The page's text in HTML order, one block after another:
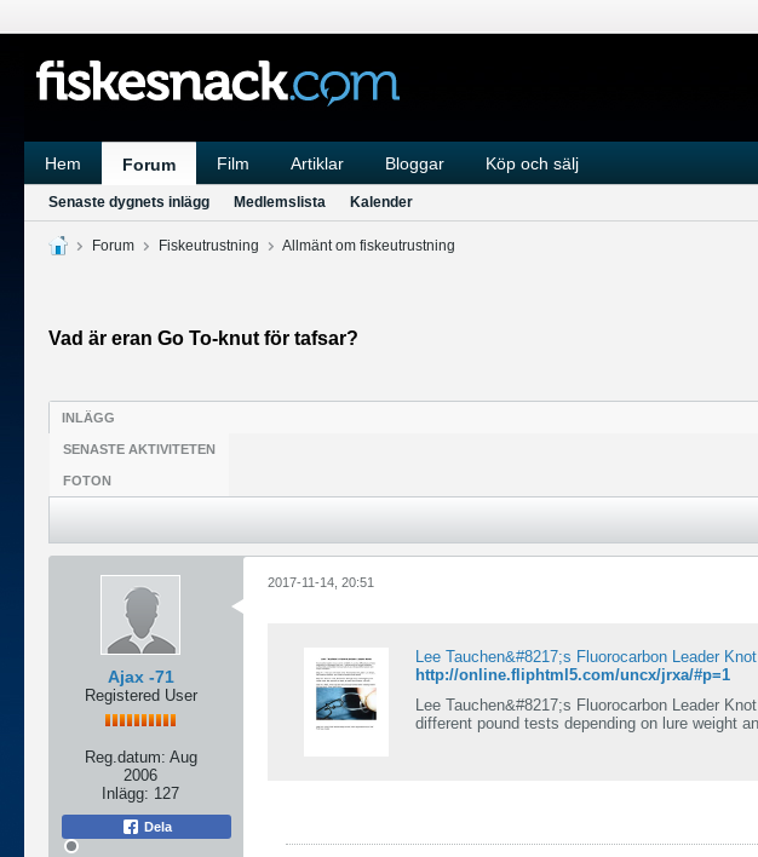
Hem Forum Film Artiklar Bloggar Köp och sälj
Senaste dygnets inlägg Medlemslista Kalender
Forum Fiskeutrustning Allmänt om fiskeutrustning
Vad är eran Go To-knut för tafsar?
INLÄGG
SENASTE AKTIVITETEN
FOTON
Ajax -71
Registered User
Reg.datum: Aug
2006
Inlägg: 127
Dela
2017-11-14, 20:51
Lee Tauchen&#8217;s Fluorocarbon Leader Knot
http://online.fliphtml5.com/uncx/jrxa/#p=1
Lee Tauchen&#8217;s Fluorocarbon Leader
different pound tests depending on lure weight